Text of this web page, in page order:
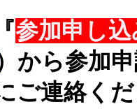
参加申し込
から参加
ご連絡く